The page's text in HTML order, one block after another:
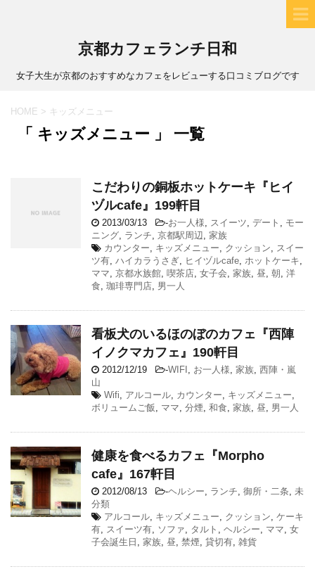
京都カフェランチ日和
女子大生が京都のおすすめなカフェをレビューする口コミブログです
HOME > キッズメニュー
「 キッズメニュー 」 一覧
こだわりの銅板ホットケーキ『ヒイ
ヅルcafe』199軒目
2013/03/13 -お一人様, スイーツ, デート , モー
ニング, ランチ, 京都駅周辺, 家族
カウンター, キッズメニュー, クッション, スイー
ツ有, ハイカラうさぎ, ヒイヅルcafe, ホットケーキ,
ママ, 京都水族館, 喫茶店, 女子会, 家族, 昼, 朝, 洋
食, 珈琲専門店, 男一人
看板犬のいるほのぼのカフェ『西陣
イノクマカフェ』190軒目
2012/12/19 -WIFI , お一人様, 家族, 西陣・嵐
山
Wifi, アルコール, カウンター, キッズメニュー,
ボリュームご飯, ママ, 分煙, 和食, 家族, 昼, 男一人
健康を食べるカフェ『Morpho
cafe』167軒目
2012/08/13 -ヘルシー, ランチ, 御所・二条, 未
分類
アルコール, キッズメニュー, クッション, ケーキ
有, スイーツ有, ソファ, タルト , ヘルシー, ママ, 女
子会誕生日 , 家族, 昼, 禁煙, 貸切有, 雑貨